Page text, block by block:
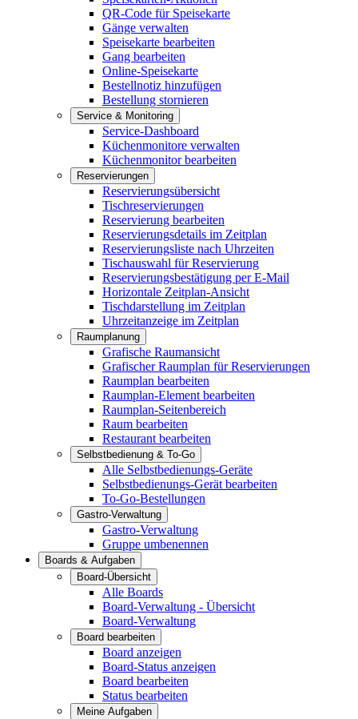
QR-Code für Speisekarte
Gänge verwalten
Speisekarte bearbeiten
Gang bearbeiten
Online-Speisekarte
Bestellnotiz hinzufügen
Bestellung stornieren
Service & Monitoring
Service-Dashboard
Küchenmonitore verwalten
Küchenmonitor bearbeiten
Reservierungen
Reservierungsübersicht
Tischreservierungen
Reservierung bearbeiten
Reservierungsdetails im Zeitplan
Reservierungsliste nach Uhrzeiten
Tischauswahl für Reservierung
Reservierungsbestätigung per E-Mail
Horizontale Zeitplan-Ansicht
Tischdarstellung im Zeitplan
Uhrzeitanzeige im Zeitplan
Raumplanung
Grafische Raumansicht
Grafischer Raumplan für Reservierungen
Raumplan bearbeiten
Raumplan-Element bearbeiten
Raumplan-Seitenbereich
Raum bearbeiten
Restaurant bearbeiten
Selbstbedienung & To-Go
Alle Selbstbedienungs-Geräte
Selbstbedienungs-Gerät bearbeiten
To-Go-Bestellungen
Gastro-Verwaltung
Gastro-Verwaltung
Gruppe umbenennen
Boards & Aufgaben
Board-Übersicht
Alle Boards
Board-Verwaltung - Übersicht
Board-Verwaltung
Board bearbeiten
Board anzeigen
Board-Status anzeigen
Board bearbeiten
Status bearbeiten
Meine Aufgaben